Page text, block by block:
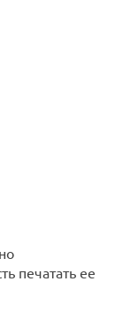
печатать ее